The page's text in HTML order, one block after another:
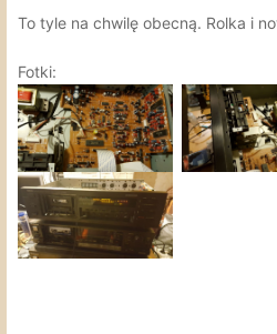
To tyle na chwilę obecną. Rolka i
Fotki: